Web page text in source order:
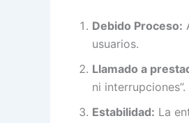
Debido Proceso:
usuarios.
Llamado a
ni interrupciones”.
Estabilidad: La